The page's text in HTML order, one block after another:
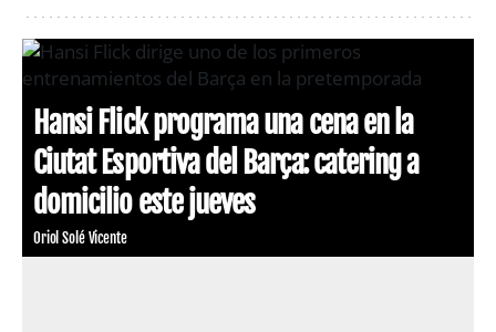
Hansi Flick programa una cena en la
Ciutat Esportiva del Barça: catering a
domicilio este jueves
Oriol Solé Vicente